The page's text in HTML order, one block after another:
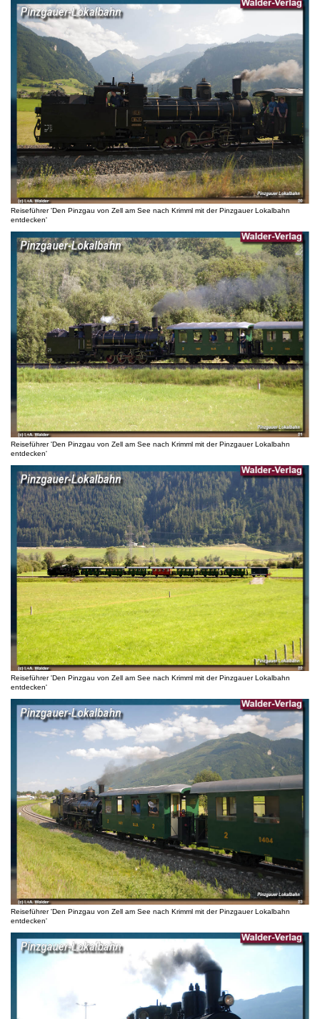
Reiseführer 'Den Pinzgau von Zell am See nach Krimml mit der Pinzgauer Lokalbahn
entdecken'
Reiseführer 'Den Pinzgau von Zell am See nach Krimml mit der Pinzgauer Lokalbahn
entdecken'
Reiseführer 'Den Pinzgau von Zell am See nach Krimml mit der Pinzgauer Lokalbahn
entdecken'
Reiseführer 'Den Pinzgau von Zell am See nach Krimml mit der Pinzgauer Lokalbahn
entdecken'